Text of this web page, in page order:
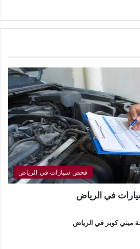
فحص سيارات في الرياض
في الرياض
ميني كوبر في الرياض